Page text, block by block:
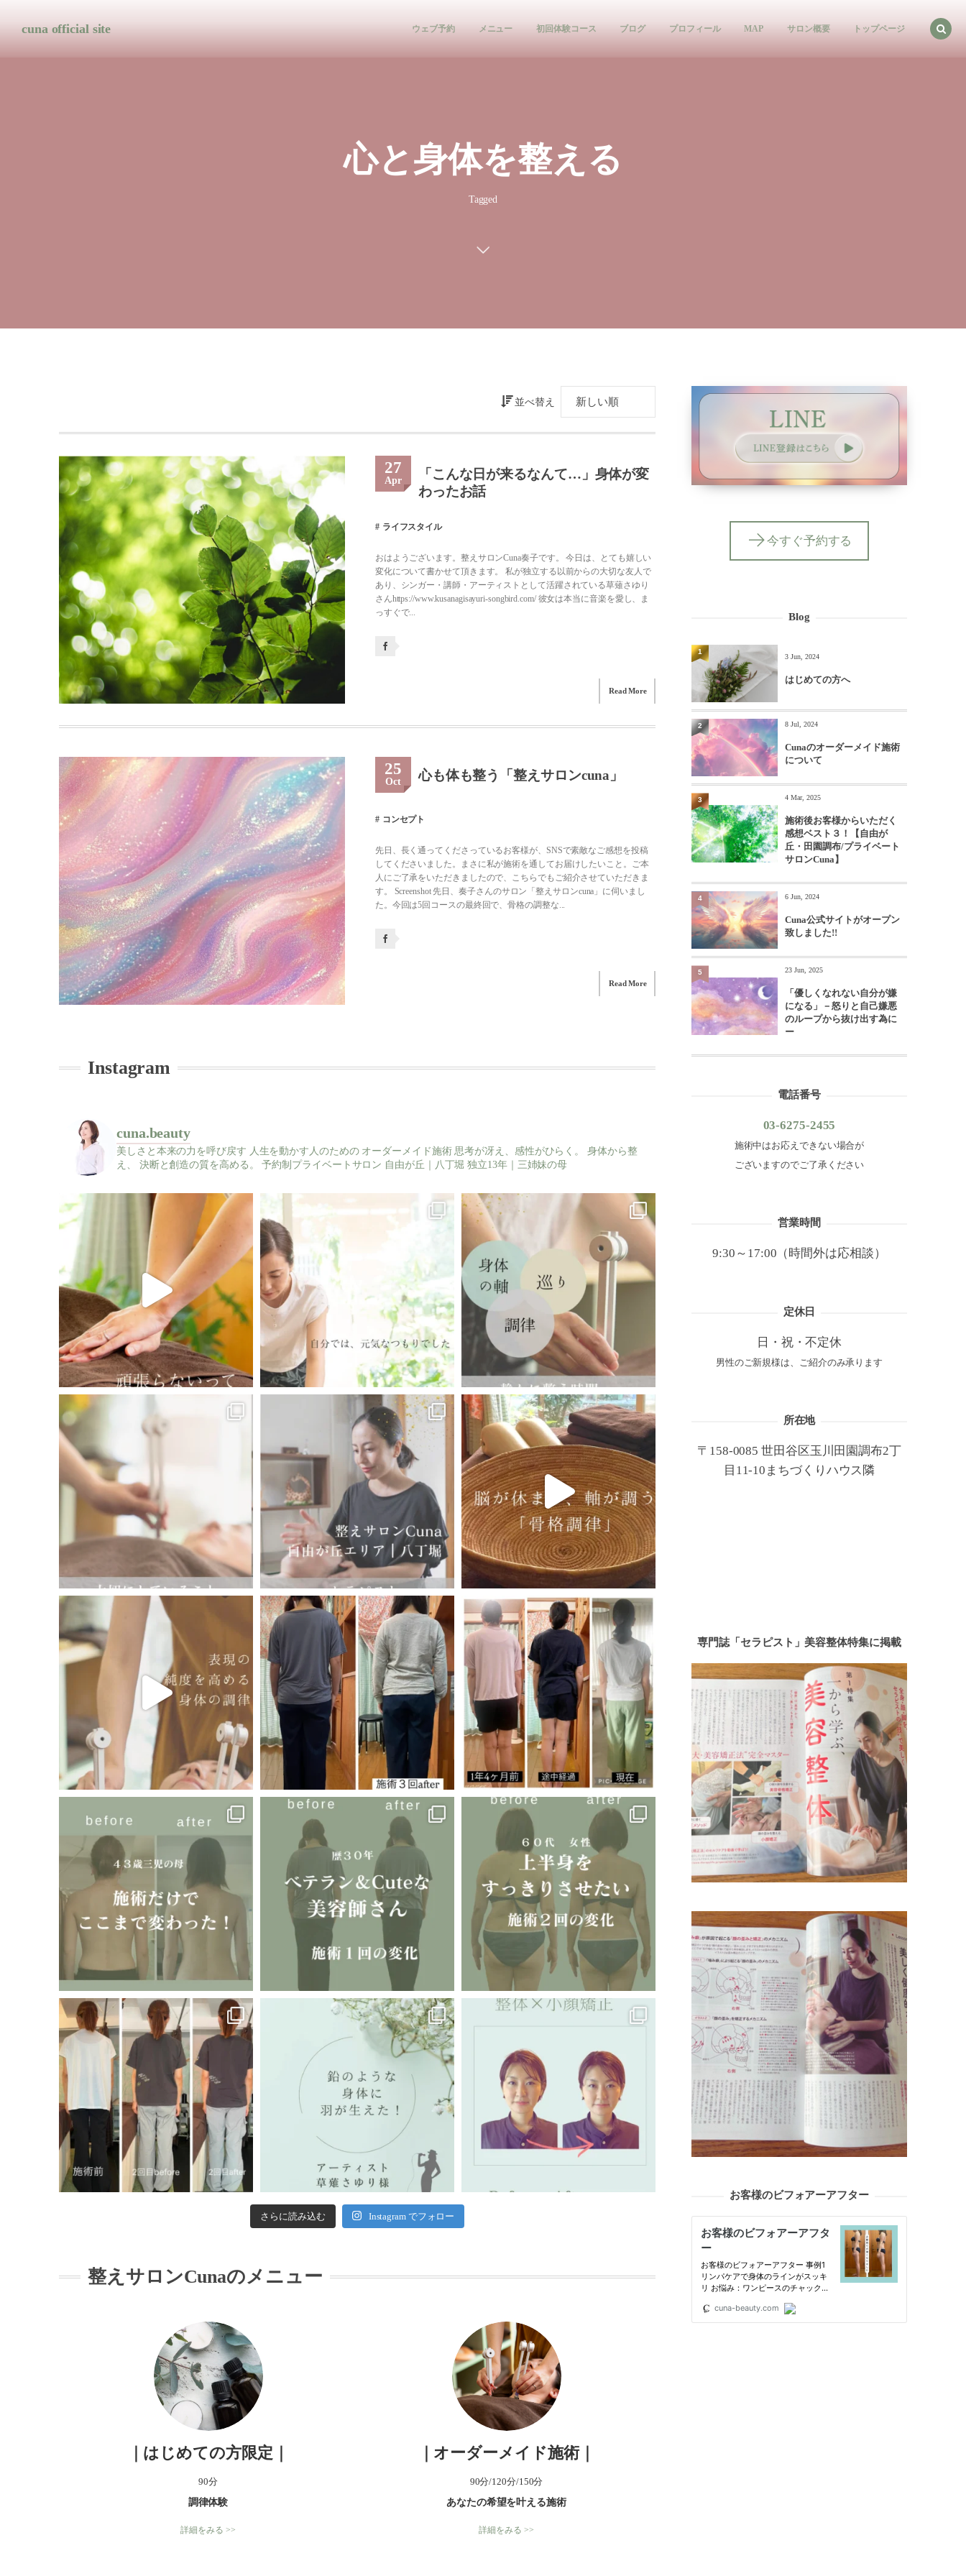
cuna official site ウェブ予約 メニュー 初回体験コース ブログ プロフィール MAP サロン概要 トップページ
心と身体を整える
Tagged
並べ替え
27
Apr
「こんな日が来るなんて…」身体が変
わったお話
ライフスタイル
おはようございます。整えサロンCuna奏子です。 今日は、とても嬉しい
変化について書かせて頂きます。 私が独立する以前からの大切な友人で
あり、シンガー・講師・アーティストとして活躍されている草薙さゆり
さんhttps://www.kusanagisayuri-songbird.com/ 彼女は本当に音楽を愛し、ま
っすぐで...
Read More
25
Oct 心も体も整う「整えサロンcuna」
コンセプト
先日、長く通ってくださっているお客様が、SNSで素敵なご感想を投稿
してくださいました。まさに私が施術を通してお届けしたいこと。ご本
人にご了承をいただきましたので、こちらでもご紹介させていただきま
す。 Screenshot 先日、奏子さんのサロン「整えサロンcuna」に伺いまし
た。今回は5回コースの最終回で、骨格の調整な...
Read More
Instagram
cuna.beauty
美しさと本来の力を呼び戻す 人生を動かす人のためのオーダーメイド施術思考が冴え、感性がひらく。
身体から整
え、
決断と創造の質を高める。 予約制プライベートサロン 自由が丘｜八丁堀 独立13年｜三姉妹の母
さらに読み込む Instagram でフォロー
整えサロンCunaのメニュー
｜はじめての方限定｜
90分
調律体験
詳細をみる >>
｜オーダーメイド施術｜
90分/120分/150分
あなたの希望を叶える施術
詳細をみる >>
今すぐ予約する
Blog
3 Jun, 2024
はじめての方へ
1
8 Jul, 2024
Cunaのオーダーメイド施術
について
2
4 Mar, 2025
施術後お客様からいただく
感想ベスト３！【自由が
丘・田園調布/プライベート
サロンCuna】
3
6 Jun, 2024
Cuna公式サイトがオープン
致しました!!
4
23 Jun, 2025
「優しくなれない自分が嫌
になる」－怒りと自己嫌悪
のループから抜け出す為に
ー
5
電話番号
03-6275-2455
施術中はお応えできない場合が
ございますのでご了承ください
営業時間
9:30～17:00（時間外は応相談）
定休日
日・祝・不定休
男性のご新規様は、ご紹介のみ承ります
所在地
〒158-0085 世田谷区玉川田園調布2丁
目11-10まちづくりハウス隣
専門誌「セラピスト」美容整体特集に掲載
お客様のビフォアーアフター